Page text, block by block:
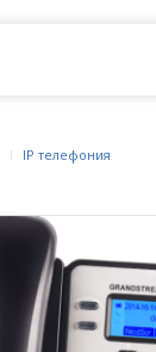
IP телефония